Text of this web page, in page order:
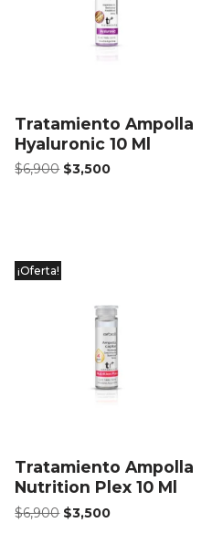
Tratamiento Ampolla
Hyaluronic 10 Ml
$6,900 $3,500
¡Oferta!
Tratamiento Ampolla
Nutrition Plex 10 Ml
$6,900 $3,500